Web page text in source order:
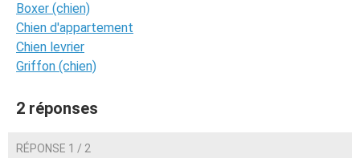
Boxer (chien)
Chien d'appartement
Chien levrier
Griffon (chien)
2 réponses
RÉPONSE 1 / 2